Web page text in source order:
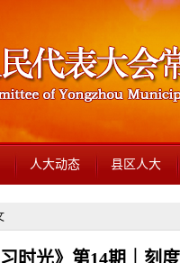
人大动态 县区人大
习时光》第14期｜刻